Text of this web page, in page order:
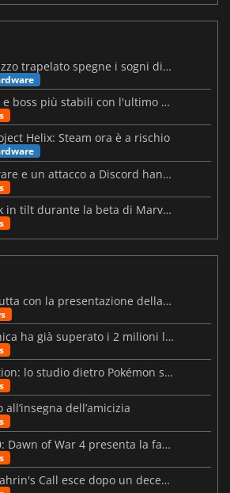
Steam Frame: il prezzo trapelato spegne i sogni di un VR economico
Palworld: Sunreach e boss più stabili con l'ultimo update
Helix: Steam ora è a rischio
Le mappe dei malware e un attacco a Discord hanno colpito Meccha Chameleon
PlayStation Network in tilt durante la beta di Marvel Tōkon
MARVEL Tōkon debutta con la presentazione della roadmap per il primo anno
Resident Evil: Veronica ha già superato i 2 milioni liste dei desideri
Beast of Reincarnation: lo studio dietro Pokémon su una nuova strada
dell’amicizia
Warhammer 40.000: Dawn of War 4 presenta la fazione dei Necron
Forsaken Realms: Vahrin's Call esce dopo un decennio di sviluppo